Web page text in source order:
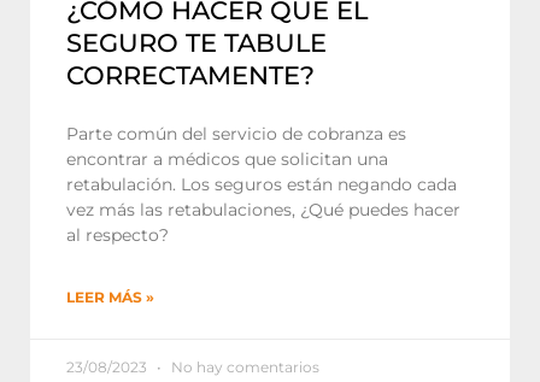
¿CÓMO HACER QUE EL
SEGURO TE TABULE
CORRECTAMENTE?
Parte común del servicio de cobranza es
encontrar a médicos que solicitan una
retabulación. Los seguros están negando cada
vez más las retabulaciones, ¿Qué puedes hacer
al respecto?
LEER MÁS »
23/08/2023 No hay comentarios